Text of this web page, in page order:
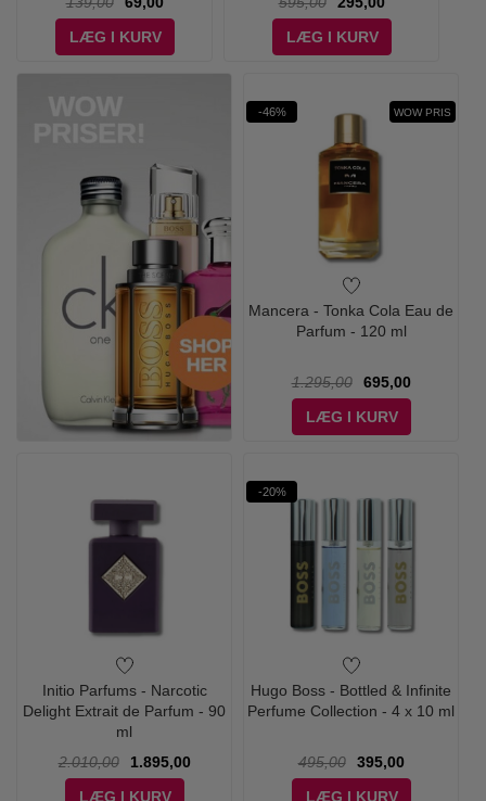
LÆG I KURV
LÆG I KURV
-46% WOW PRIS
Mancera - Tonka Cola Eau de
Parfum - 120 ml
1.295,00
695,00
LÆG I KURV
Initio Parfums - Narcotic
Delight Extrait de Parfum - 90
ml
2.010,00
1.895,00
LÆG I KURV
-20%
Hugo Boss - Bottled & Infinite
Perfume Collection - 4 x 10 ml
495,00
395,00
LÆG I KURV